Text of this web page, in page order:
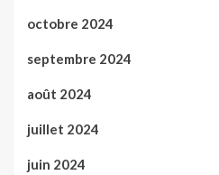
octobre 2024
septembre 2024
août 2024
juillet 2024
juin 2024